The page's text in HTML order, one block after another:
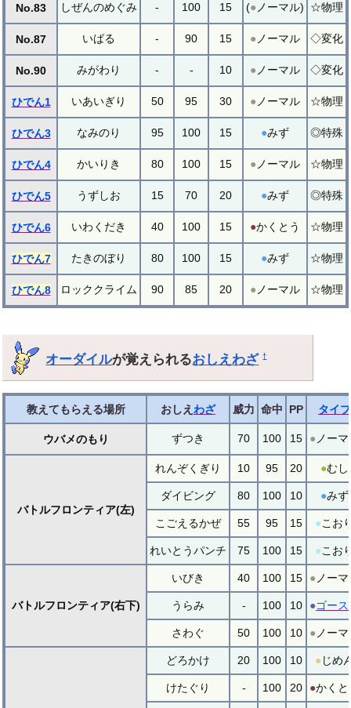
No.83 しぜんのめぐみ - 100 15 (● ノーマル) ☆物理
No.87 いばる - 90 15 ● ノーマル ◇変化
No.90 みがわり - - 10 ● ノーマル ◇変化
ひでん1 いあいぎり 50 95 30 ● ノーマル ☆物理
ひでん3 なみのり 95 100 15 ●みず ◎特殊
ひでん4 かいりき 80 100 15 ● ノーマル ☆物理
ひでん5 うずしお 15 70 20 ●みず ◎特殊
ひでん6 いわくだき 40 100 15 ●かくとう ☆物理
ひでん7 たきのぼり 80 100 15 ●みず ☆物理
ひでん8 ロッククライム 90 85 20 ● ノーマル ☆物理
オーダイルが覚えられるおしえわざ †
教えてもらえる場所 おしえ わざ 威力 命中 PP タイプ
ウバメのもり ずつき 70 100 15 ● ノー
バトルフロンティア(左)
れんぞくぎり 10 95 20 ●むし
ダイビング 80 100 10 ●みず
こごえるかぜ 55 95 15 ●こお
れいとうパンチ 75 100 15 ●こお
バトルフロンティア(右下)
いびき 40 100 15 ● ノー
うらみ - 100 10 ●ゴー
さわぐ 50 100 10 ● ノー
どろかけ 20 100 10 ● じめ
けたぐり - 100 20 ●かくと